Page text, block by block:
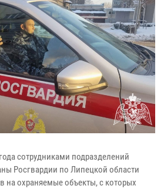
сотрудниками подразделений
Росгвардии по Липецкой области
на охраняемые объекты, с которых